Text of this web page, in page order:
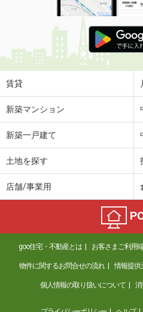
長崎県長崎市宝栄町
価 格
3.70万円
住 所
長崎県
専有面積
長崎県長崎市上小島２
5.40万円
長崎県大村市鬼橋町
5.40万円
住 所
長崎県
専有面積 57.63m²
間取り
2LDK
長崎県長崎市尾上町
賃貸
新築マンション
新築一戸建て
土地を探す
店舗/事業用
goo住宅・不動産とは お客さまご利用
物件に関するお問合せの流れ 情報提供
個人情報の取り扱いについて